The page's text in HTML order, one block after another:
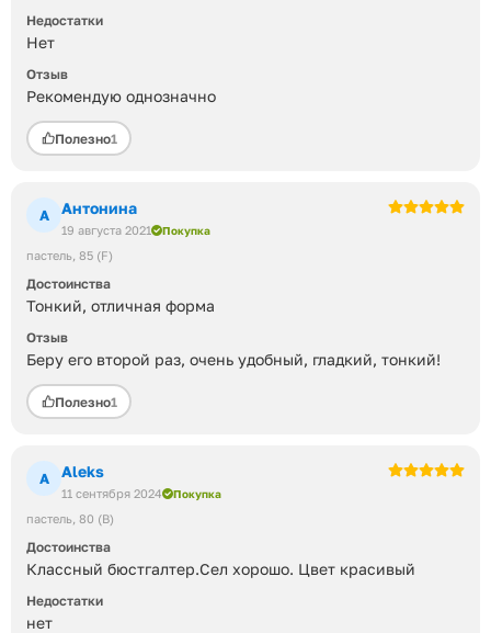
Недостатки
Нет
Отзыв
Рекомендую однозначно
Полезно1
А Антонина
19 августа 2021 Покупка
пастель 85 (F)
Достоинства
Тонкий, отличная форма
Отзыв
Беру его второй раз, очень удобный, гладкий, тонкий!
Полезно1
A Aleks
11 сентября 2024 Покупка
пастель 80 (B)
Достоинства
Классный бюстгалтер.Сел хорошо. Цвет красивый
Недостатки
нет